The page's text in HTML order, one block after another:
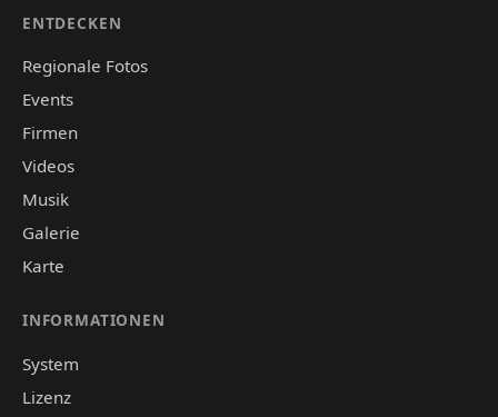
ENTDECKEN
Regionale Fotos
Events
Firmen
Videos
Musik
Galerie
Karte
INFORMATIONEN
System
Lizenz